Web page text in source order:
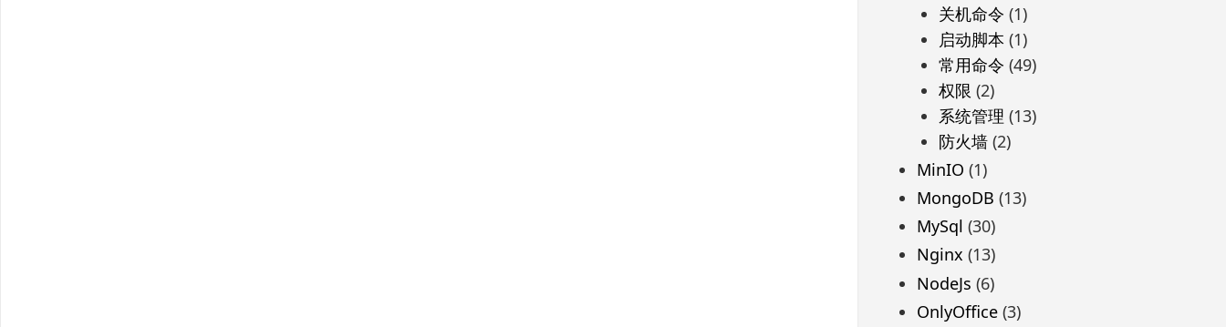
关机命令 (1)
启动脚本 (1)
常用命令 (49)
权限 (2)
系统管理 (13)
防火墙(2)
MinIO (1)
MongoDB (13)
MySql (30)
Nginx (13)
NodeJs (6)
OnlyOffice(3)